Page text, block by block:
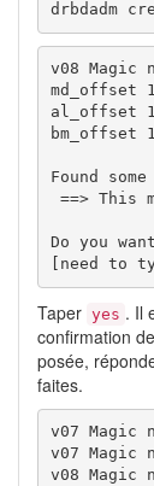
drbdadm
v08 Magic
md_offset
al_offset
bm_offset
Found
==> This
Do you
[need to
Taper yes . Il
confirmation
posée,
faites.
v07 Magic
v07 Magic
v08 Magic